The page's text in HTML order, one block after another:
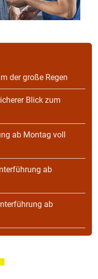
der große Regen
Blick zum
ab Montag voll
ab
ab